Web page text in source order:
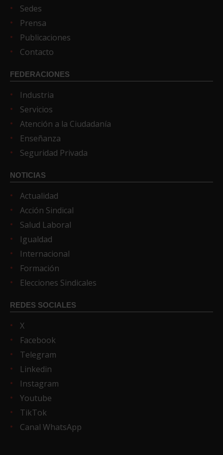
Sedes
Prensa
Publicaciones
Contacto
FEDERACIONES
Industria
Servicios
Atención a la Ciudadanía
Enseñanza
Seguridad Privada
NOTICIAS
Actualidad
Acción Sindical
Salud Laboral
Igualdad
Internacional
Formación
Elecciones Sindicales
REDES SOCIALES
X
Facebook
Telegram
Linkedin
Instagram
Youtube
TikTok
Canal WhatsApp